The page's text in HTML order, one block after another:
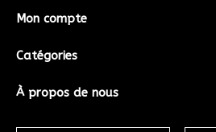
Mon compte
Catégories
À propos de nous